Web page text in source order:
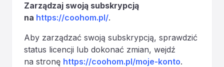
Zarządzaj swoją subskrypcją
na https://coohom.pl/.
Aby zarządzać swoją subskrypcją, sprawdzić
status licencji lub dokonać zmian, wejdź
na stronę https://coohom.pl/moje-konto.